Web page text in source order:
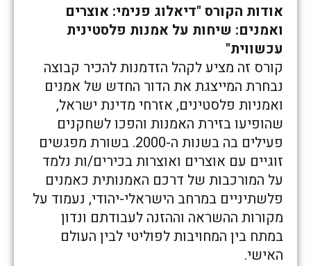
אודות הקורס "דיאלוג פנימי: אוצרים
ואמנים: שיחות על אמנות פלסטינית
עכשווית"
קורס זה מציע לקהל הזדמנות להכיר קבוצה
נבחרת המייצגת את הדור החדש של אמנים
ואמניות פלסטינים, אזרחי מדינת ישראל,
שהופיעו בזירת האמנות והפכו לשחקנים
פעילים בה בשנות ה-2000. בשורת מפגשים
זוגיים עם אוצרים ואוצרות בכירים/ות נלמד
על המורכבות של דרכם האמנותית כאמנים
פלשתיניים במרחב הישראלי-יהודי, נעמוד על
מקורות ההשראה וההזנה לעבודתם ונדון
במתח בין המחויבות לפוליטי לבין העולם
האישי.